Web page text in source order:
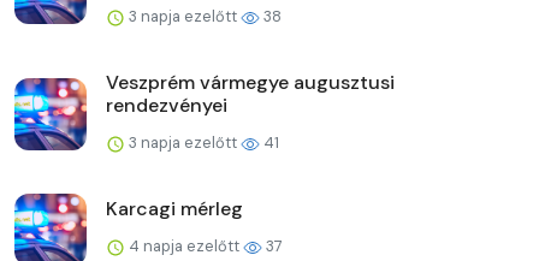
3 napja ezelőtt 38
Veszprém vármegye augusztusi
rendezvényei
3 napja ezelőtt 41
Karcagi mérleg
4 napja ezelőtt 37